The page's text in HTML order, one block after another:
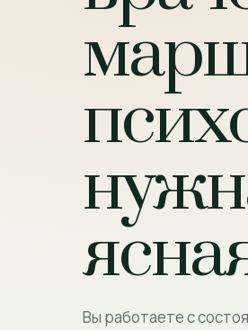
Вы работаете с